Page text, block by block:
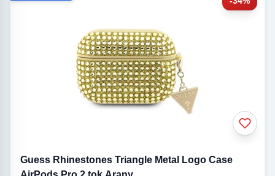
Guess Rhinestones Triangle Metal Logo Case